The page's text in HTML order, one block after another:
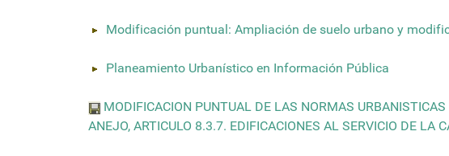
Modificación puntual: Ampliación de suelo urbano y
Planeamiento Urbanístico en Información Pública
MODIFICACION PUNTUAL DE LAS NORMAS
ANEJO, ARTICULO 8.3.7. EDIFICACIONES AL SERVICIO DE LA